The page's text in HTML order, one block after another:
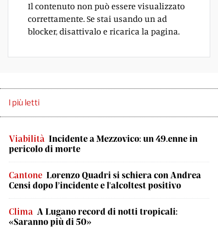
Il contenuto non può essere visualizzato
correttamente. Se stai usando un ad
blocker, disattivalo e ricarica la pagina.
I più letti
Viabilità Incidente a Mezzovico: un 49.enne in
pericolo di morte
Cantone Lorenzo Quadri si schiera con Andrea
Censi dopo l’incidente e l'alcoltest positivo
Clima A Lugano record di notti tropicali:
«Saranno più di 50»